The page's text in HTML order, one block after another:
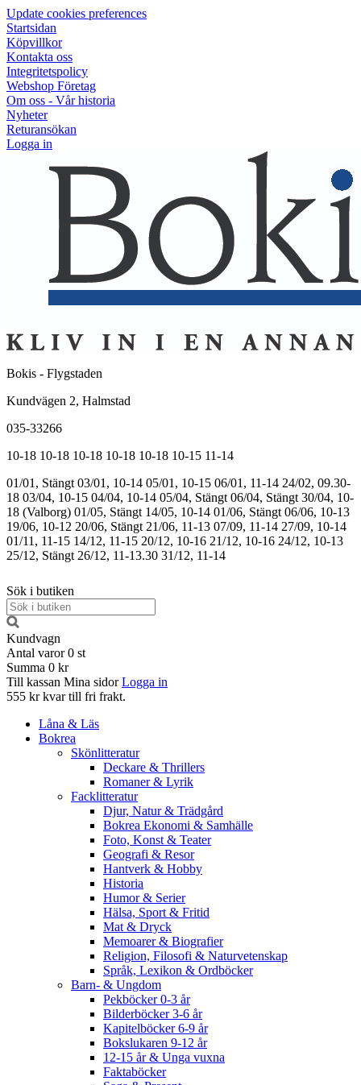
Update cookies preferences
Startsidan
Köpvillkor
Kontakta oss
Integritetspolicy
Webshop Företag
Om oss - Vår historia
Nyheter
Returansökan
Logga in
Bokis - Flygstaden
Kundvägen 2, Halmstad
035-33266
10-18 10-18 10-18 10-18 10-18 10-15 11-14
01/01, Stängt 03/01, 10-14 05/01, 10-15 06/01, 11-14 24/02, 09.30-
18 03/04, 10-15 04/04, 10-14 05/04, Stängt 06/04, Stängt 30/04, 10-
18 (Valborg) 01/05, Stängt 14/05, 10-14 01/06, Stängt 06/06, 10-13
19/06, 10-12 20/06, Stängt 21/06, 11-13 07/09, 11-14 27/09, 10-14
01/11, 11-15 14/12, 11-15 20/12, 10-16 21/12, 10-16 24/12, 10-13
25/12, Stängt 26/12, 11-13.30 31/12, 11-14
Sök i butiken
Kundvagn
Antal varor 0 st
Summa 0 kr
Till kassan Mina sidor Logga in
555 kr kvar till fri frakt.
Låna & Läs
Bokrea
Skönlitteratur
Deckare & Thrillers
Romaner & Lyrik
Facklitteratur
Djur, Natur & Trädgård
Bokrea Ekonomi & Samhälle
Foto, Konst & Teater
Geografi & Resor
Hantverk & Hobby
Historia
Humor & Serier
Hälsa, Sport & Fritid
Mat & Dryck
Memoarer & Biografier
Religion, Filosofi & Naturvetenskap
Språk, Lexikon & Ordböcker
Barn- & Ungdom
Pekböcker 0-3 år
Bilderböcker 3-6 år
Kapitelböcker 6-9 år
Bokslukaren 9-12 år
12-15 år & Unga vuxna
Faktaböcker